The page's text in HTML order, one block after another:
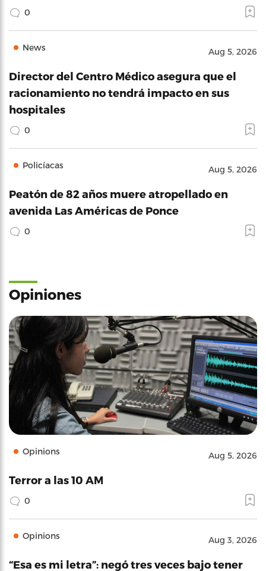
0
News Aug 5, 2026
Director del Centro Médico asegura que el
racionamiento no tendrá impacto en sus
hospitales
0
Policíacas Aug 5, 2026
Peatón de 82 años muere atropellado en
avenida Las Américas de Ponce
0
Opiniones
Opinions Aug 5, 2026
Terror a las 10 AM
0
Opinions Aug 3, 2026
“Esa es mi letra”: negó tres veces bajo tener